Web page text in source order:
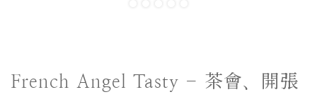
French Angel Tasty - 茶會、開張